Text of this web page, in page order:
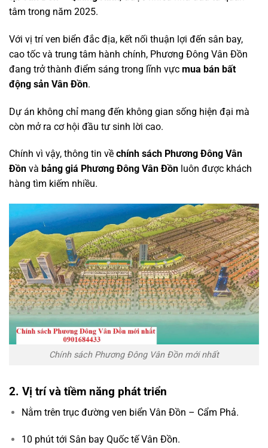
tâm trong năm 2025.
Với vị trí ven biển đắc địa, kết nối thuận lợi đến sân bay,
cao tốc và trung tâm hành chính, Phương Đông Vân Đồn
đang trở thành điểm sáng trong lĩnh vực mua bán bất
động sản Vân Đồn.
Dự án không chỉ mang đến không gian sống hiện đại mà
còn mở ra cơ hội đầu tư sinh lời cao.
Chính vì vậy, thông tin về chính sách Phương Đông Vân
Đồn và bảng giá Phương Đông Vân Đồn luôn được khách
hàng tìm kiếm nhiều.
Chính sách Phương Đông Vân Đồn mới nhất
2. Vị trí và tiềm năng phát triển
Nằm trên trục đường ven biển Vân Đồn – Cẩm Phả.
10 phút tới Sân bay Quốc tế Vân Đồn.